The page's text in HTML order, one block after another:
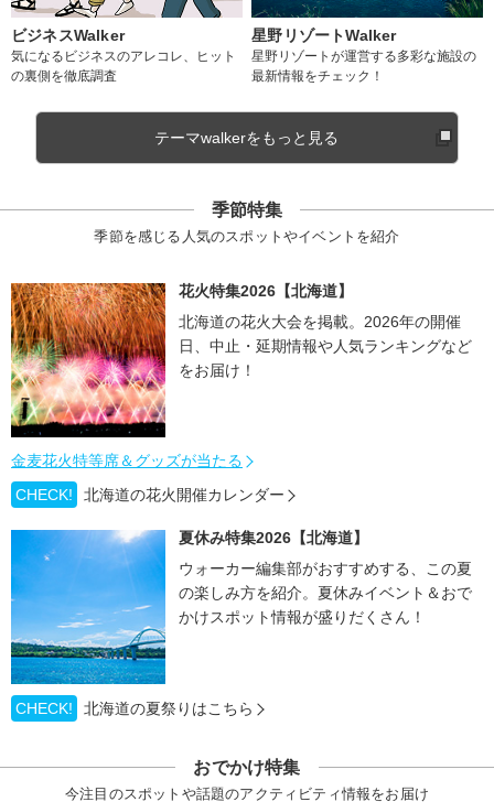
ビジネスWalker
気になるビジネスのアレコレ、ヒット
の裏側を徹底調査
星野リゾートWalker
星野リゾートが運営する多彩な施設の
最新情報をチェック！
テーマwalkerをもっと見る
季節特集
季節を感じる人気のスポットやイベントを紹介
花火特集2026【北海道】
北海道の花火大会を掲載。2026年の開催
日、中止・延期情報や人気ランキングなど
をお届け！
金麦花火特等席＆グッズが当たる
CHECK!
北海道の花火開催カレンダー
夏休み特集2026【北海道】
ウォーカー編集部がおすすめする、この夏
の楽しみ方を紹介。夏休みイベント＆おで
かけスポット情報が盛りだくさん！
CHECK! 北海道の夏祭りはこちら
おでかけ特集
今注目のスポットや話題のアクティビティ情報をお届け